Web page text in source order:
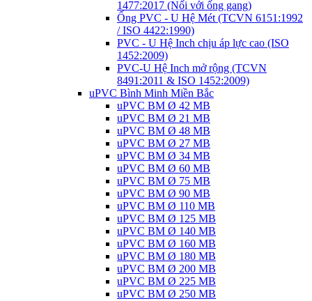
1477:2017 (Nối với ống gang)
Ống PVC - U Hệ Mét (TCVN 6151:1992
/ ISO 4422:1990)
PVC - U Hệ Inch chịu áp lực cao (ISO
1452:2009)
PVC-U Hệ Inch mở rộng (TCVN
8491:2011 & ISO 1452:2009)
uPVC Bình Minh Miền Bắc
uPVC BM Ø 42 MB
uPVC BM Ø 21 MB
uPVC BM Ø 48 MB
uPVC BM Ø 27 MB
uPVC BM Ø 34 MB
uPVC BM Ø 60 MB
uPVC BM Ø 75 MB
uPVC BM Ø 90 MB
uPVC BM Ø 110 MB
uPVC BM Ø 125 MB
uPVC BM Ø 140 MB
uPVC BM Ø 160 MB
uPVC BM Ø 180 MB
uPVC BM Ø 200 MB
uPVC BM Ø 225 MB
uPVC BM Ø 250 MB